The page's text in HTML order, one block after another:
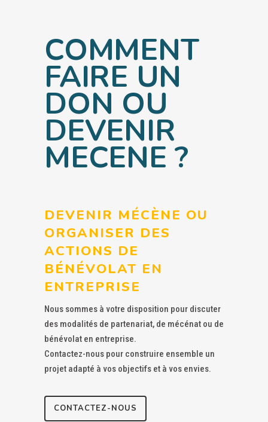
COMMENT
FAIRE UN
DON OU
DEVENIR
MECENE ?
DEVENIR MÉCÈNE OU
ORGANISER DES
ACTIONS DE
BÉNÉVOLAT EN
ENTREPRISE
Nous sommes à votre disposition pour discuter
des modalités de partenariat, de mécénat ou de
bénévolat en entreprise.
Contactez-nous pour construire ensemble un
projet adapté à vos objectifs et à vos envies.
CONTACTEZ-NOUS